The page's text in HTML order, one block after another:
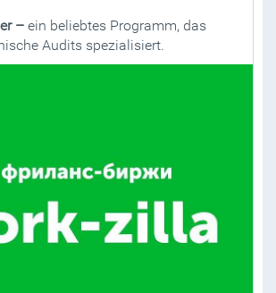
– ein beliebtes Programm, das
Audits spezialisiert.